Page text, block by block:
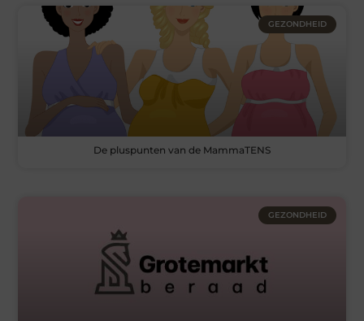
GEZONDHEID
De pluspunten van de MammaTENS
GEZONDHEID